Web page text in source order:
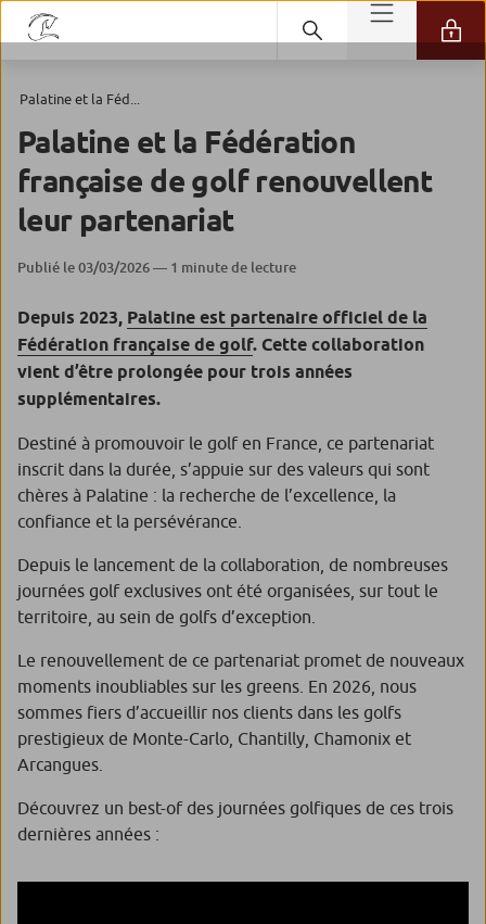
Palatine et la Féd...
Palatine et la Fédération
française de golf renouvellent
leur partenariat
Publié le 03/03/2026 — 1 minute de lecture
Depuis 2023, Palatine est partenaire officiel de la
Fédération française de golf. Cette collaboration
vient d’être prolongée pour trois années
supplémentaires.
Destiné à promouvoir le golf en France, ce partenariat
inscrit dans la durée, s’appuie sur des valeurs qui sont
chères à Palatine : la recherche de l’excellence, la
confiance et la persévérance.
Depuis le lancement de la collaboration, de nombreuses
journées golf exclusives ont été organisées, sur tout le
territoire, au sein de golfs d’exception.
Le renouvellement de ce partenariat promet de nouveaux
moments inoubliables sur les greens. En 2026, nous
sommes fiers d’accueillir nos clients dans les golfs
prestigieux de Monte-Carlo, Chantilly, Chamonix et
Arcangues.
Découvrez un best-of des journées golfiques de ces trois
dernières années :